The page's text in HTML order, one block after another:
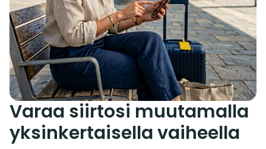
Varaa siirtosi muutamalla
yksinkertaisella vaiheella